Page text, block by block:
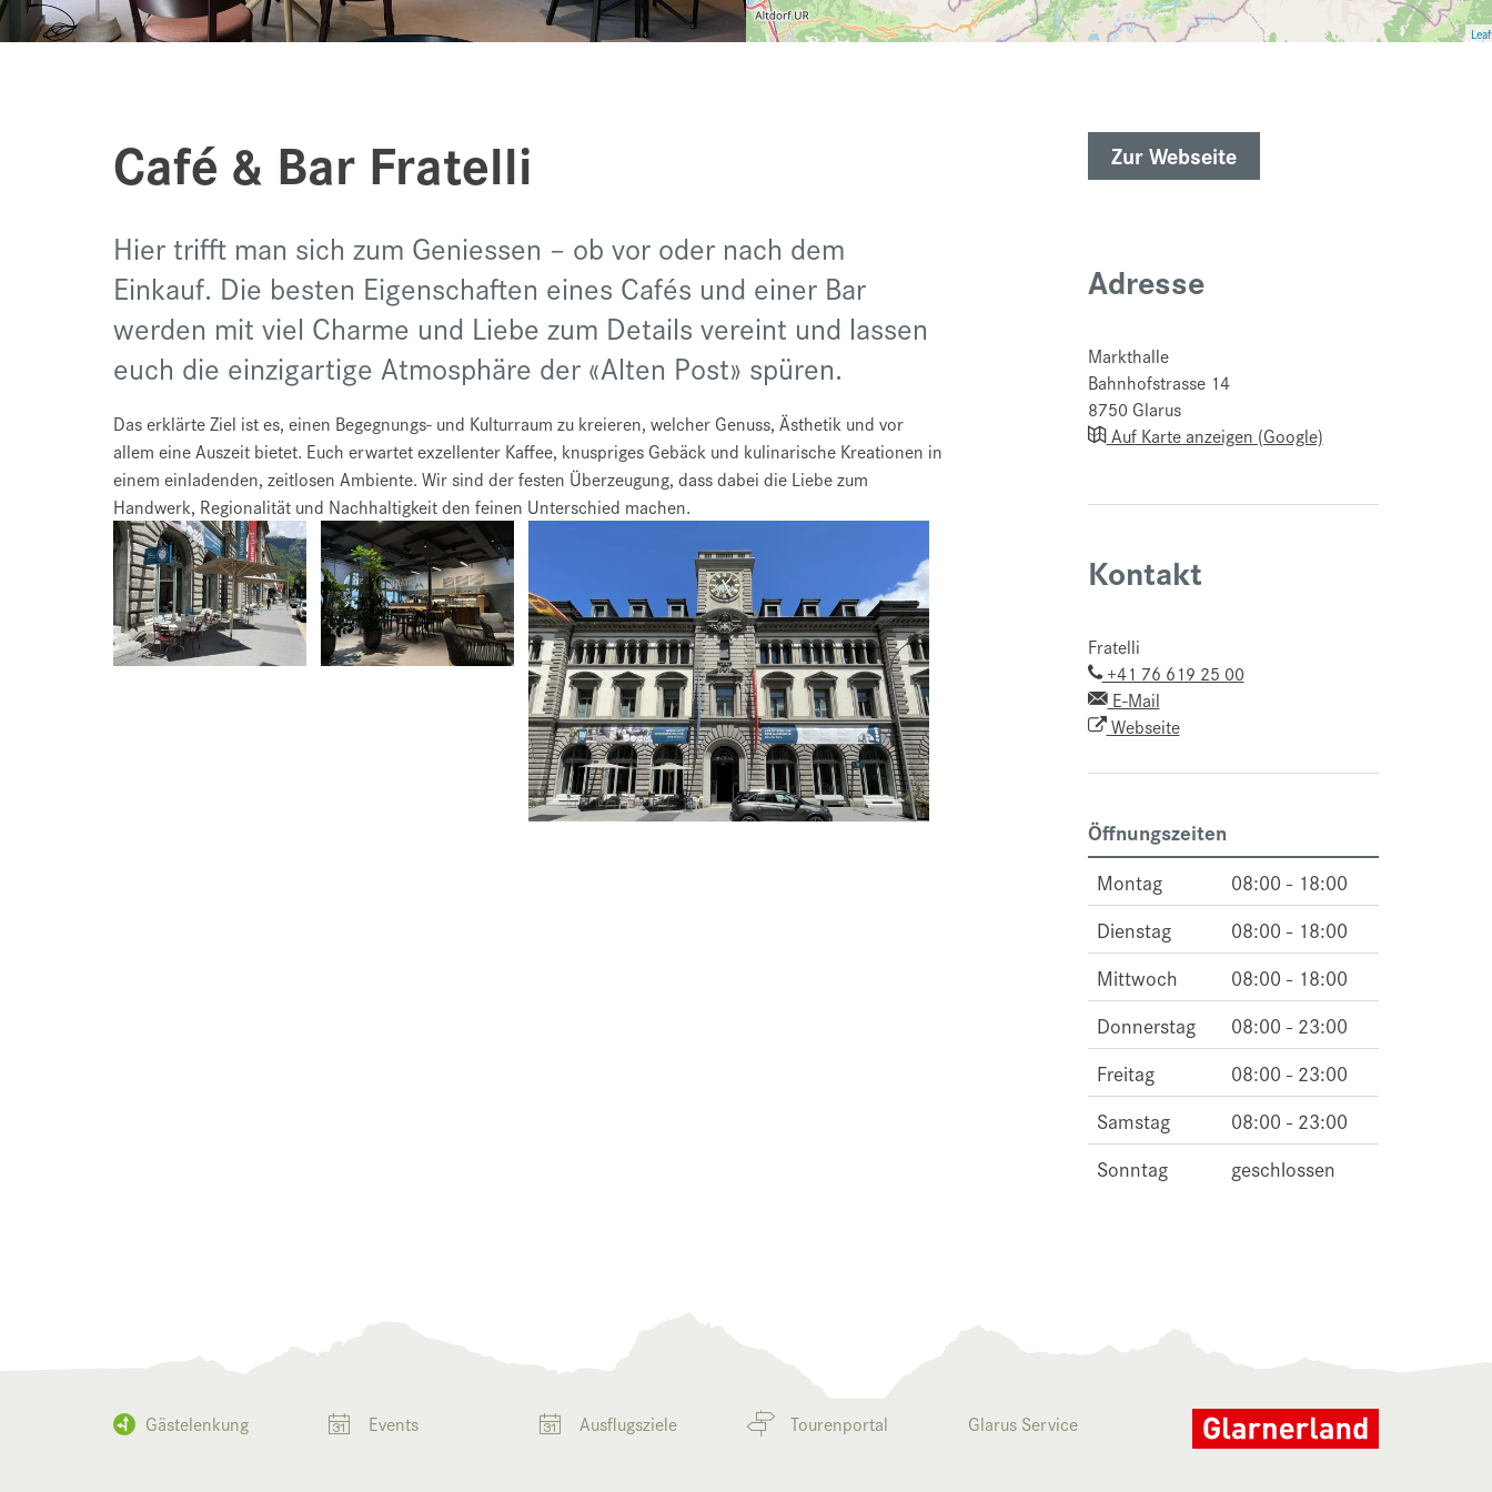
Café & Bar Fratelli
Hier trifft man sich zum Geniessen – ob vor oder nach dem
Einkauf. Die besten Eigenschaften eines Cafés und einer Bar
werden mit viel Charme und Liebe zum Details vereint und lassen
euch die einzigartige Atmosphäre der «Alten Post» spüren.
Das erklärte Ziel ist es, einen Begegnungs- und Kulturraum zu kreieren, welcher Genuss, Ästhetik und vor
allem eine Auszeit bietet. Euch erwartet exzellenter Kaffee, knuspriges Gebäck und kulinarische Kreationen in
einem einladenden, zeitlosen Ambiente. Wir sind der festen Überzeugung, dass dabei die Liebe zum
Handwerk, Regionalität und Nachhaltigkeit den feinen Unterschied machen.
Zur Webseite
Adresse
Markthalle
Bahnhofstrasse 14
8750 Glarus
Auf Karte anzeigen (Google)
Kontakt
Fratelli
+41 76 619 25 00
E-Mail
Webseite
Öffnungszeiten
Montag
08:00 - 18:00
Dienstag
08:00 - 18:00
Mittwoch
08:00 - 18:00
Donnerstag
08:00 - 23:00
Freitag
08:00 - 23:00
Samstag
08:00 - 23:00
Sonntag
geschlossen
Gästelenkung Events Ausflugsziele Tourenportal Glarus Service